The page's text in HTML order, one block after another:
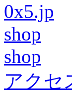
0x5.jp
shop
shop
アク